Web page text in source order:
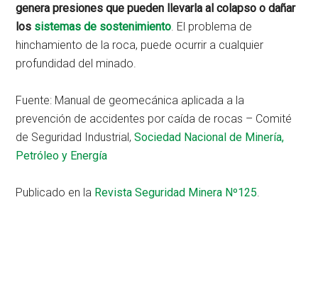
genera presiones que pueden llevarla al colapso o dañar
los sistemas de sostenimiento. El problema de
hinchamiento de la roca, puede ocurrir a cualquier
profundidad del minado.
Fuente: Manual de geomecánica aplicada a la
prevención de accidentes por caída de rocas – Comité
de Seguridad Industrial,Sociedad Nacional de Minería,
Petróleo y Energía
Publicado en la Revista Seguridad Minera Nº125.